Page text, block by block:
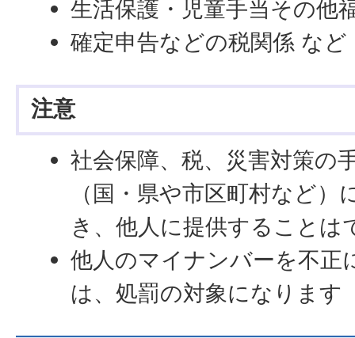
生活保護・児童手当その他
確定申告などの税関係 など
注意
社会保障、税、災害対策の
（国・県や市区町村など
き、他人に提供することは
他人のマイナンバーを不正
は、処罰の対象になります